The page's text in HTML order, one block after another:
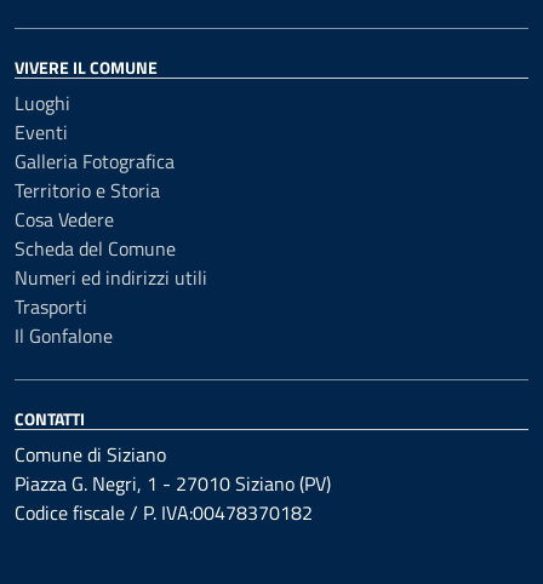
VIVERE IL COMUNE
Luoghi
Eventi
Galleria Fotografica
Territorio e Storia
Cosa Vedere
Scheda del Comune
Numeri ed indirizzi utili
Trasporti
Il Gonfalone
CONTATTI
Comune di Siziano
Piazza G. Negri, 1 - 27010 Siziano (PV)
Codice fiscale / P. IVA:00478370182